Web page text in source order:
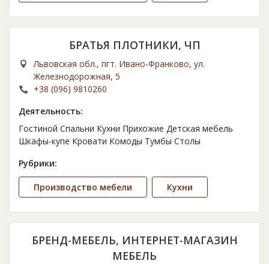
БРАТЬЯ ПЛОТНИКИ, ЧП
Львовская обл., пгт. Ивано-Франково, ул.
Железнодорожная, 5
+38 (096) 9810260
Деятельность:
Гостиной Спальни Кухни Прихожие Детская мебель
Шкафы-купе Кровати Комоды Тумбы Столы
Рубрики:
Производство мебели Кухни
БРЕНД-МЕБЕЛЬ, ИНТЕРНЕТ-МАГАЗИН
МЕБЕЛЬ